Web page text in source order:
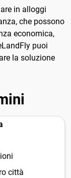
in alloggi
che possono
economica,
puoi
la soluzione
città